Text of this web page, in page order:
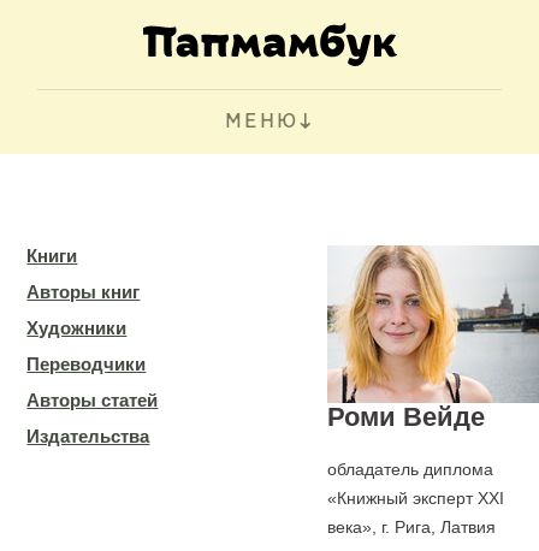
МЕНЮ
Книги
Авторы книг
Художники
Переводчики
Авторы статей
Издательства
Роми Вейде
обладатель диплома
«Книжный эксперт XXI
века», г. Рига, Латвия